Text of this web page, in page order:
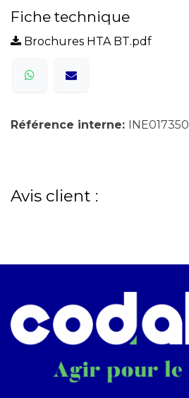
Fiche technique
Brochures HTA BT.pdf
Référence interne: INE017350
Avis client :